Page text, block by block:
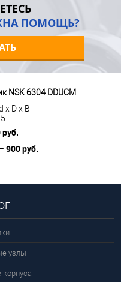
ПОМОЩЬ?
NSK 6304 DDUCM
x D x B
900 руб.
узлы